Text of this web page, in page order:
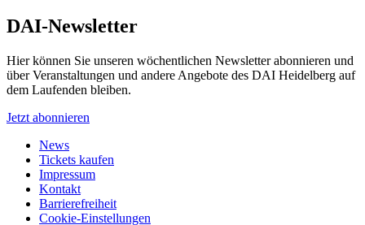
DAI-Newsletter
Hier können Sie unseren wöchentlichen Newsletter abonnieren und
über Veranstaltungen und andere Angebote des DAI Heidelberg auf
dem Laufenden bleiben.
Jetzt abonnieren
News
Tickets kaufen
Impressum
Kontakt
Barrierefreiheit
Cookie-Einstellungen